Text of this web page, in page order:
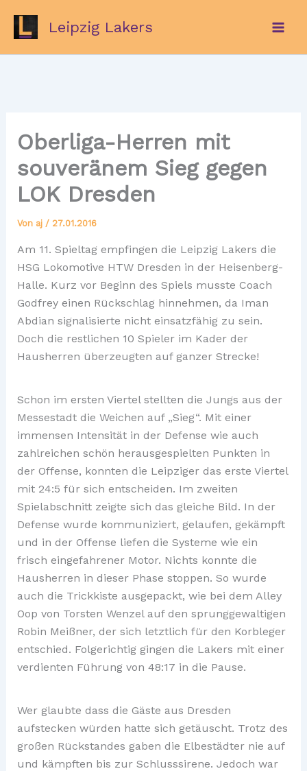
springen
Leipzig Lakers
Oberliga-Herren mit
souveränem Sieg gegen
LOK Dresden
Von aj / 27.01.2016
Am 11. Spieltag empfingen die Leipzig Lakers die
HSG Lokomotive HTW Dresden in der Heisenberg-
Halle. Kurz vor Beginn des Spiels musste Coach
Godfrey einen Rückschlag hinnehmen, da Iman
Abdian signalisierte nicht einsatzfähig zu sein.
Doch die restlichen 10 Spieler im Kader der
Hausherren überzeugten auf ganzer Strecke!
Schon im ersten Viertel stellten die Jungs aus der
Messestadt die Weichen auf „Sieg“. Mit einer
immensen Intensität in der Defense wie auch
zahlreichen schön herausgespielten Punkten in
der Offense, konnten die Leipziger das erste Viertel
mit 24:5 für sich entscheiden. Im zweiten
Spielabschnitt zeigte sich das gleiche Bild. In der
Defense wurde kommuniziert, gelaufen, gekämpft
und in der Offense liefen die Systeme wie ein
frisch eingefahrener Motor. Nichts konnte die
Hausherren in dieser Phase stoppen. So wurde
auch die Trickkiste ausgepackt, wie bei dem Alley
Oop von Torsten Wenzel auf den sprunggewaltigen
Robin Meißner, der sich letztlich für den Korbleger
entschied. Folgerichtig gingen die Lakers mit einer
verdienten Führung von 48:17 in die Pause.
Wer glaubte dass die Gäste aus Dresden
aufstecken würden hatte sich getäuscht. Trotz des
großen Rückstandes gaben die Elbestädter nie auf
und kämpften bis zur Schlusssirene. Jedoch war